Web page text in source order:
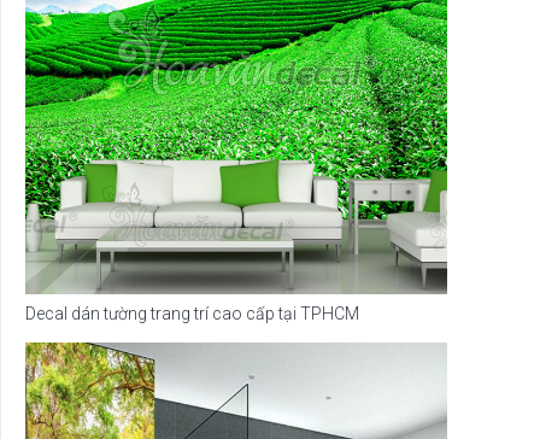
Decal dán tường trang trí cao cấp tại TPHCM